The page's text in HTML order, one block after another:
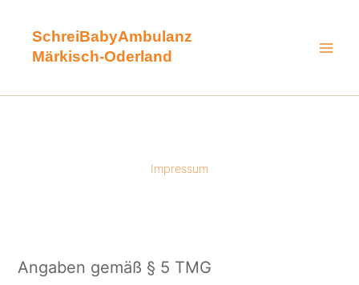
springen
SchreiBabyAmbulanz
Märkisch-Oderland
Impressum
Angaben gemäß § 5 TMG